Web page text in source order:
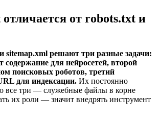
от robots.txt и
sitemap.xml решают три разные задачи:
содержание для нейросетей, второй
поисковых роботов, третий
для индексации. Их постоянно
все три — служебные файлы в корне
их роли — значит внедрять инструмент